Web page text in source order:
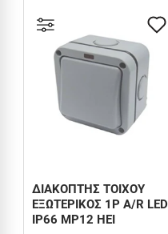
ΔΙΑΚΟΠΤΗΣ ΤΟΙΧΟΥ
ΕΞΩΤΕΡΙΚΟΣ 1P A/R LED
IP66 MP12 HEI